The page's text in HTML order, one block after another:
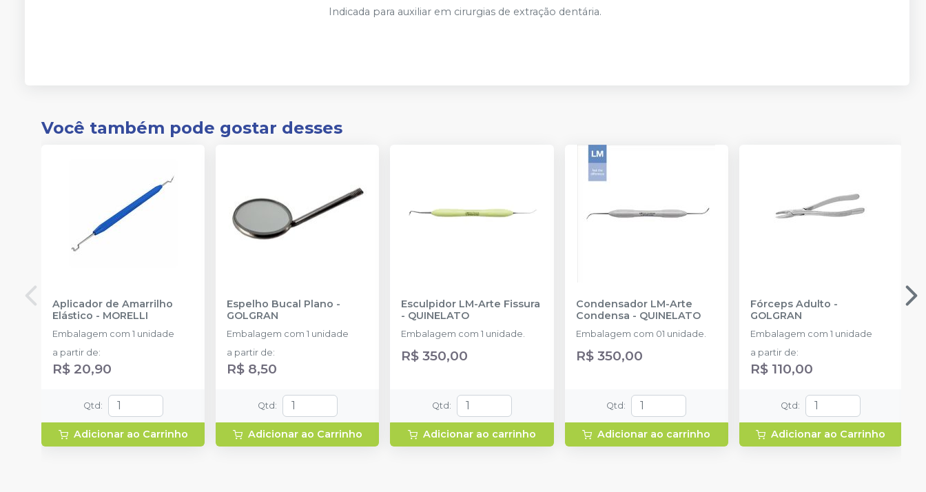
Indicada para auxiliar em cirurgias de extração dentária.
Você também pode gostar desses
Aplicador de Amarrilho
Elástico - MORELLI
Embalagem com 1 unidade
a partir de:
R$ 20,90
Qtd :
Adicionar ao Carrinho
Espelho Bucal Plano -
GOLGRAN
Embalagem com 1 unidade
a partir de:
R$ 8,50
Qtd :
Adicionar ao Carrinho
Esculpidor LM-Arte Fissura
- QUINELATO
Embalagem com 1 unidade.
R$ 350,00
Qtd :
Adicionar ao carrinho
Condensador LM-Arte
Condensa - QUINELATO
Embalagem com 01 unidade.
R$ 350,00
Qtd :
Adicionar ao carrinho
Fórceps Adulto -
GOLGRAN
Embalagem com 1 unidade
a partir de:
R$ 110,00
Qtd :
Adicionar ao Carrinho